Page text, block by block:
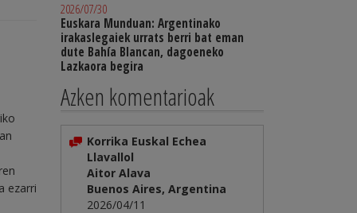
ezarri
2026/07/30
Euskara Munduan: Argentinako
irakaslegaiek urrats berri bat eman
dute Bahía Blancan, dagoeneko
Lazkaora begira
Azken komentarioak
Korrika Euskal Echea
Llavallol
Aitor Alava
Buenos Aires, Argentina
2026/04/11